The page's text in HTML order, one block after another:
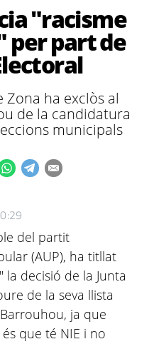
"racisme
part de
Zona ha exclòs al
de la candidatura
municipals
del partit
(AUP), ha titllat
decisió de la Junta
de la seva llista
ja que
que té NIE i no